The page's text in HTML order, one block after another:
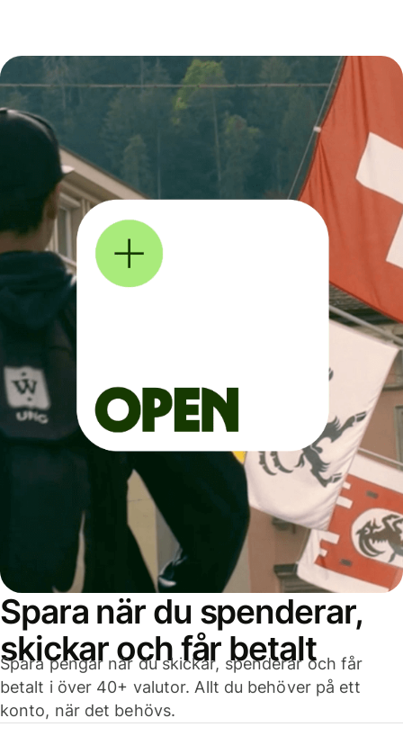
Spara när du spenderar,
skickar och får betalt
Spara pengar när du skickar, spenderar och får
betalt i över 40+ valutor. Allt du behöver på ett
konto, när det behövs.